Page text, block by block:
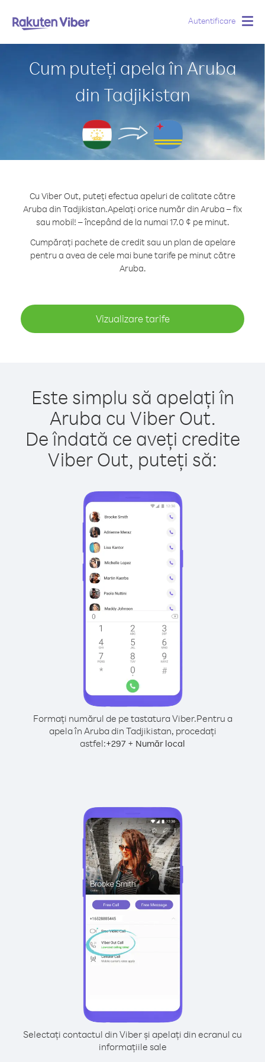
Autentificare
Cum puteți apela în Aruba
din Tadjikistan
Cu Viber Out, puteți efectua apeluri de calitate către
Aruba din Tadjikistan.Apelați orice număr din Aruba – fix
sau mobil! – începând de la numai 17.0 ¢ pe minut.
Cumpărați pachete de credit sau un plan de apelare
pentru a avea de cele mai bune tarife pe minut către
Aruba.
Vizualizare tarife
Este simplu să apelați în
Aruba cu Viber Out.
De îndată ce aveți credite
Viber Out, puteți să:
Formați numărul de pe tastatura Viber.Pentru a
apela în Aruba din Tadjikistan, procedați
astfel:+297 + Număr local
Selectați contactul din Viber și apelați din ecranul cu
informațiile sale